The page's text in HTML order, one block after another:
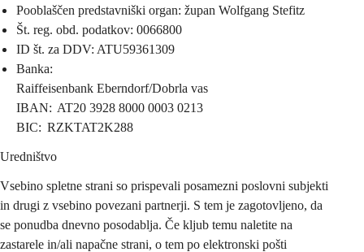
Pooblaščen predstavniški organ: župan Wolfgang Stefitz
Št. reg. obd. podatkov: 0066800
ID št. za DDV: ATU59361309
Banka:
Raiffeisenbank Eberndorf/Dobrla vas
IBAN:  AT20 3928 8000 0003 0213
BIC:  RZKTAT2K288
Uredništvo
Vsebino spletne strani so prispevali posamezni poslovni subjekti
in drugi z vsebino povezani partnerji. S tem je zagotovljeno, da
se ponudba dnevno posodablja. Če kljub temu naletite na
zastarele in/ali napačne strani, o tem po elektronski pošti